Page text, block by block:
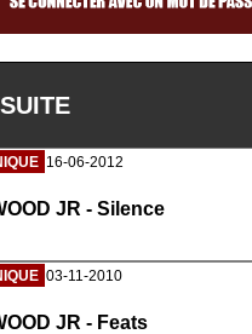
16-06-2012
JR - Silence
03-11-2010
JR - Feats